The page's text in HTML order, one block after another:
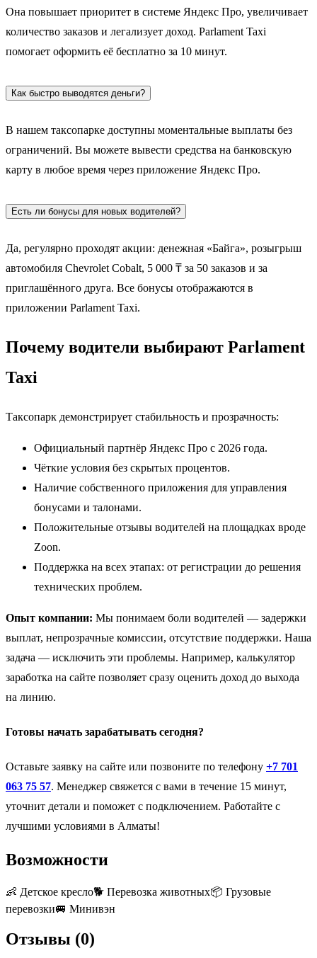
Она повышает приоритет в системе Яндекс Про, увеличивает
количество заказов и легализует доход. Parlament Taxi
помогает оформить её бесплатно за 10 минут.
Как быстро выводятся деньги?
В нашем таксопарке доступны моментальные выплаты без
ограничений. Вы можете вывести средства на банковскую
карту в любое время через приложение Яндекс Про.
Есть ли бонусы для новых водителей?
Да, регулярно проходят акции: денежная «Байга», розыгрыш
автомобиля Chevrolet Cobalt, 5 000 ₸ за 50 заказов и за
приглашённого друга. Все бонусы отображаются в
приложении Parlament Taxi.
Почему водители выбирают Parlament
Taxi
Таксопарк демонстрирует стабильность и прозрачность:
Официальный партнёр Яндекс Про с 2026 года.
Чёткие условия без скрытых процентов.
Наличие собственного приложения для управления
бонусами и талонами.
Положительные отзывы водителей на площадках вроде
Zoon.
Поддержка на всех этапах: от регистрации до решения
технических проблем.
Опыт компании: Мы понимаем боли водителей — задержки
выплат, непрозрачные комиссии, отсутствие поддержки. Наша
задача — исключить эти проблемы. Например, калькулятор
заработка на сайте позволяет сразу оценить доход до выхода
на линию.
Готовы начать зарабатывать сегодня?
Оставьте заявку на сайте или позвоните по телефону +7 701
063 75 57. Менеджер свяжется с вами в течение 15 минут,
уточнит детали и поможет с подключением. Работайте с
лучшими условиями в Алматы!
Возможности
👶 Детское кресло🐕 Перевозка животных📦 Грузовые
перевозки🚐 Минивэн
Отзывы (0)